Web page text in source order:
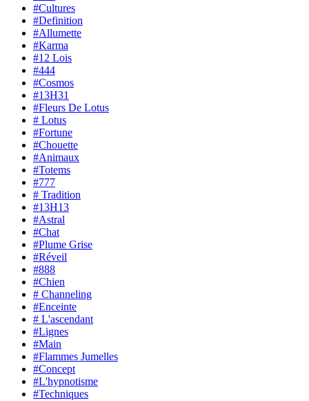
#Cultures
#Definition
#Allumette
#Karma
#12 Lois
#444
#Cosmos
#13H31
#Fleurs De Lotus
# Lotus
#Fortune
#Chouette
#Animaux
#Totems
#777
# Tradition
#13H13
#Astral
#Chat
#Plume Grise
#Réveil
#888
#Chien
# Channeling
#Enceinte
# L'ascendant
#Lignes
#Main
#Flammes Jumelles
#Concept
#L'hypnotisme
#Techniques